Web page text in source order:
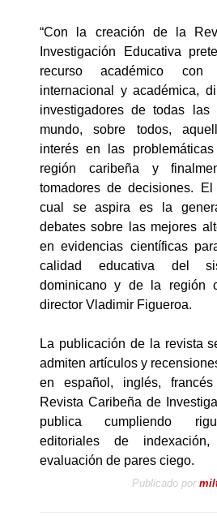
“Con la creación de la
Investigación Educativa
recurso académico con
internacional y académica,
investigadores de todas las
mundo, sobre todos,
interés en las
región caribeña y
tomadores de decisiones.
cual se aspira es la
debates sobre las mejores
en evidencias científicas
calidad educativa del
dominicano y de la región
director Vladimir Figueroa.
La publicación de la revista
admiten artículos y
en español, inglés,
Revista Caribeña de
publica cumpliendo
editoriales de
evaluación de pares ciego.
Publicado por